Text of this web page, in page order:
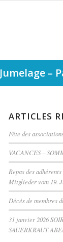
Jumelage –
ARTICLES
Fête des
VACANCES –
Repas des
Mitglieder vom 19.
Décès de membres
31 janvier 2026
SAUERKRAUT-